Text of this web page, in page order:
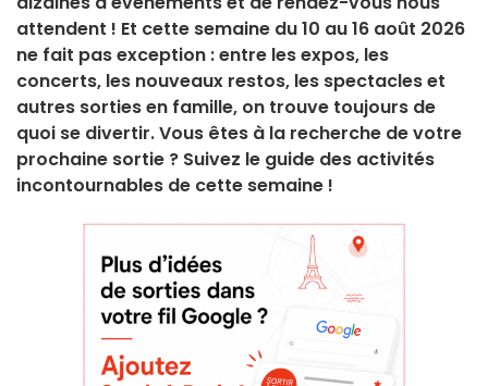
attendent ! Et cette semaine du 10 au 16 août 2026
ne fait pas exception : entre les expos, les
concerts, les nouveaux restos, les spectacles et
autres sorties en famille, on trouve toujours de
quoi se divertir. Vous êtes à la recherche de votre
prochaine sortie ? Suivez le guide des activités
incontournables de cette semaine !